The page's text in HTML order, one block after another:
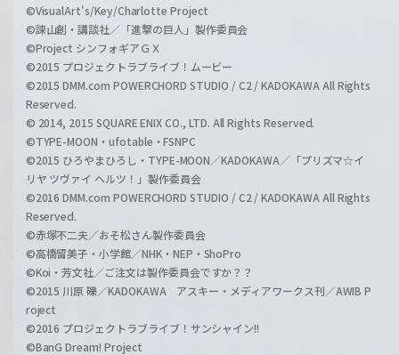
©VisualArt's/Key/Charlotte Project
©諫山創・講談社／「進撃の巨人」製作委員会
©Project シンフォギアＧＸ
©2015 プロジェクトラブライブ！ムービー
©2015 DMM.com POWERCHORD STUDIO / C2 / KADOKAWA All Rights
Reserved.
© 2014, 2015 SQUARE ENIX CO., LTD. All Rights Reserved.
©TYPE-MOON・ufotable・FSNPC
©2015 ひろやまひろし・TYPE-MOON／KADOKAWA／「プリズマ☆イ
リヤ ツヴァイ ヘルツ！」製作委員会
©2016 DMM.com POWERCHORD STUDIO / C2 / KADOKAWA All Rights
Reserved.
©赤塚不二夫／おそ松さん製作委員会
©高橋留美子・小学館／NHK・NEP・ShoPro
©Koi・芳文社／ご注文は製作委員会ですか？？
©2015 川原 礫／KADOKAWA アスキー・メディアワークス刊／AWIB P
roject
©2016 プロジェクトラブライブ！サンシャイン!!
©BanG Dream! Project